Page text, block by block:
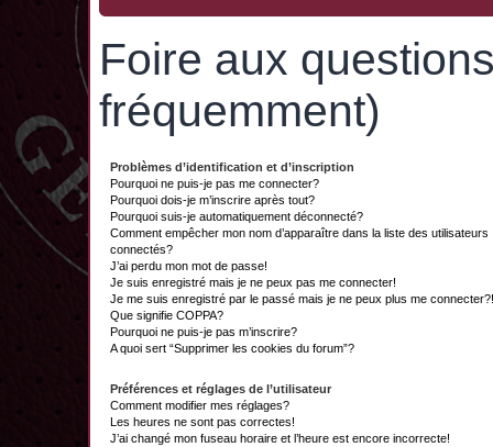
Foire aux
fréquemment)
Problèmes d’identification et d’inscription
Pourquoi ne puis-je pas me connecter?
Pourquoi dois-je m’inscrire après tout?
Pourquoi suis-je automatiquement déconnecté?
Comment empêcher mon nom d’apparaître dans la liste des utilisateurs
connectés?
J’ai perdu mon mot de passe!
Je suis enregistré mais je ne peux pas me connecter!
Je me suis enregistré par le passé mais je ne peux plus me connecter?!
Que signifie COPPA?
Pourquoi ne puis-je pas m’inscrire?
A quoi sert “Supprimer les cookies du forum”?
Préférences et réglages de l’utilisateur
Comment modifier mes réglages?
Les heures ne sont pas correctes!
J’ai changé mon fuseau horaire et l’heure est encore incorrecte!